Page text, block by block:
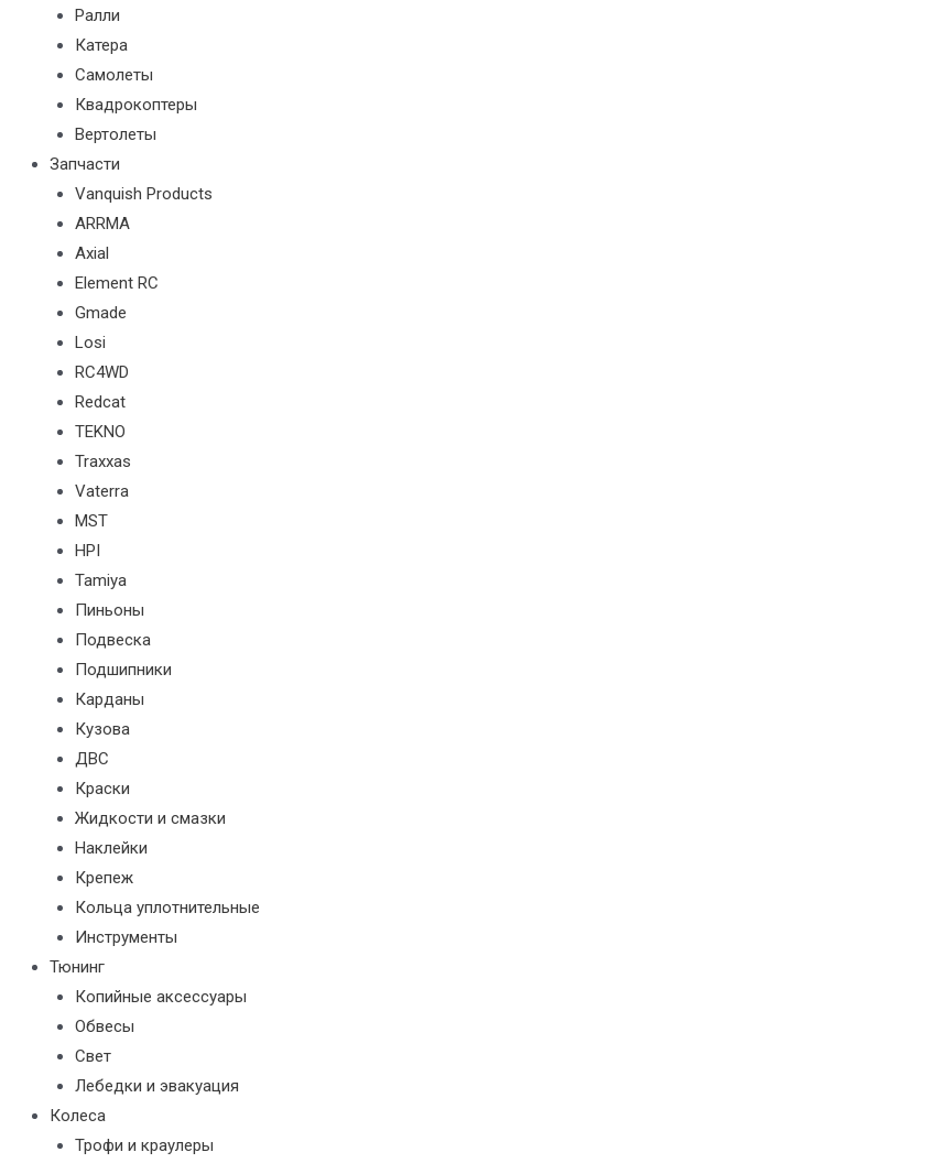
Ралли
Катера
Самолеты
Квадрокоптеры
Вертолеты
Запчасти
Vanquish Products
ARRMA
Axial
Element RC
Gmade
Losi
RC4WD
Redcat
TEKNO
Traxxas
Vaterra
MST
HPI
Tamiya
Пиньоны
Подвеска
Подшипники
Карданы
Кузова
ДВС
Краски
Жидкости и смазки
Наклейки
Крепеж
Кольца уплотнительные
Инструменты
Тюнинг
Копийные аксессуары
Обвесы
Свет
Лебедки и эвакуация
Колеса
Трофи и краулеры